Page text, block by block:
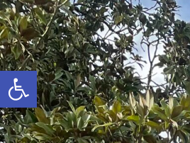
Ouvrir la barre d’outils
Aller
au
contenu